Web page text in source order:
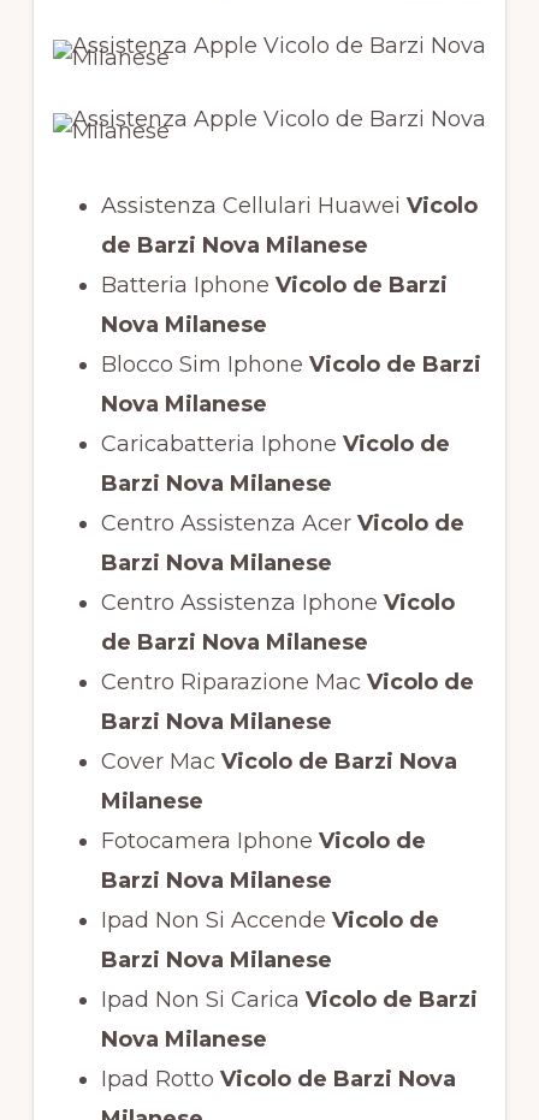
Assistenza Cellulari Huawei Vicolo
de Barzi Nova Milanese
Batteria Iphone Vicolo de Barzi
Nova Milanese
Blocco Sim Iphone Vicolo de Barzi
Nova Milanese
Caricabatteria Iphone Vicolo de
Barzi Nova Milanese
Centro Assistenza AcerVicolo de
Barzi Nova Milanese
Centro Assistenza Iphone Vicolo
de Barzi Nova Milanese
Centro Riparazione Mac Vicolo de
Barzi Nova Milanese
Cover Mac Vicolo de Barzi Nova
Milanese
Fotocamera Iphone Vicolo de
Barzi Nova Milanese
Ipad Non Si Accende Vicolo de
Barzi Nova Milanese
Ipad Non Si Carica Vicolo de Barzi
Nova Milanese
Ipad Rotto Vicolo de Barzi Nova